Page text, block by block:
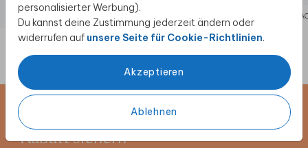
personalisierter Werbung).
Du kannst deine Zustimmung jederzeit ändern oder
widerrufen auf unsere Seite für Cookie-Richtlinien.
Akzeptieren
Ablehnen
Newsletter abonnieren und 5 €
Rabatt sichern